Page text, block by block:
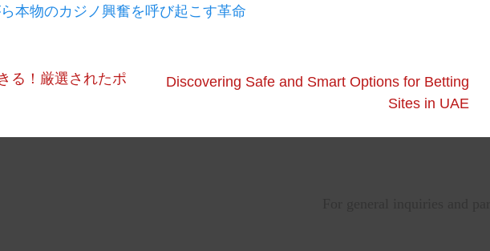
本物のカジノ興奮を呼び起こす革命
る！厳選されたポ
Discovering Safe and Smart Options for Betting
Sites in UAE